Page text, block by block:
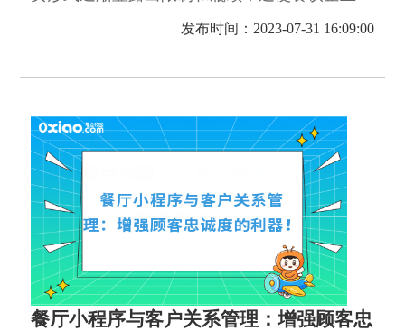
断探索和实践新的外卖模式。为了满足消费者需
求的多样性和个性化，同时应对激烈的市场竞
发布时间：2023-07-31 16:09:00
餐厅小程序与客户关系管理：增强顾客忠